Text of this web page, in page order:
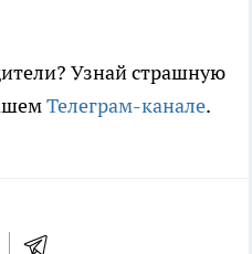
Узнай страшную
Телеграм-канале.